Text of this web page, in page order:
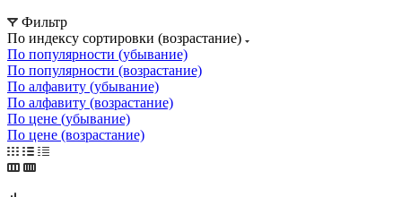
Фильтр
По индексу сортировки (возрастание)
По популярности (убывание)
По популярности (возрастание)
По алфавиту (убывание)
По алфавиту (возрастание)
По цене (убывание)
По цене (возрастание)